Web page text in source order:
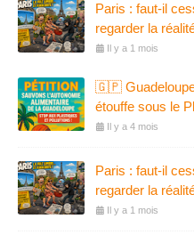
Paris : faut-il
regarder la
Il y a 1 mois
🇬🇵 Guadeloupe
étouffe sous le
Il y a 4 mois
Paris : faut-il
regarder la
Il y a 1 mois